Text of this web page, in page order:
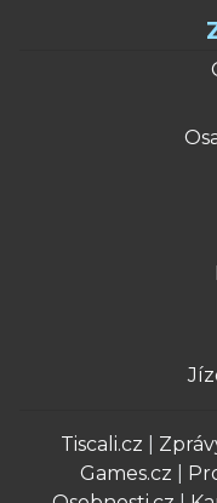
Tiscali.cz
Games.cz